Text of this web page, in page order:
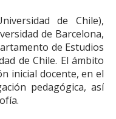
de Chile),
de Barcelona,
de Estudios
de Chile. El ámbito
inicial docente, en el
pedagógica, así